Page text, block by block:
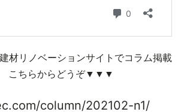
リノベーションサイトでコラム掲載
ちらからどうぞ▼▼▼
column/202102-n1/